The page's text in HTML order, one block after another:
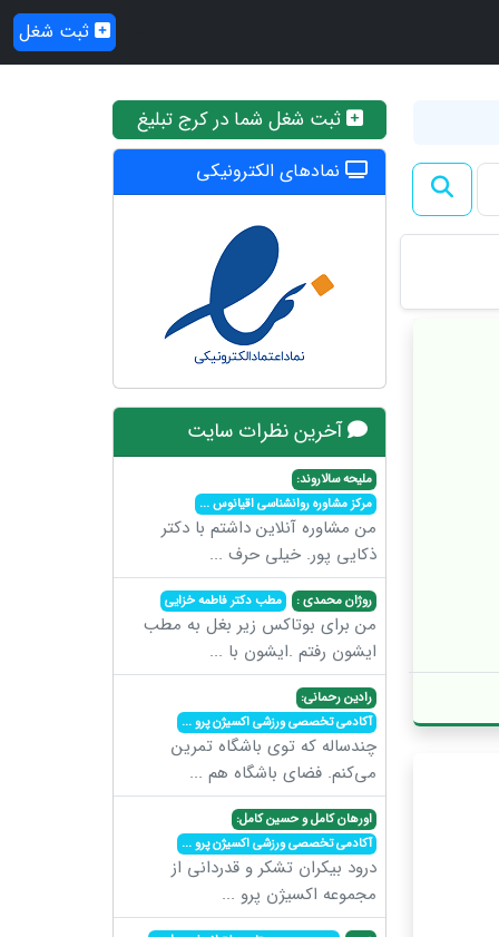
ثبت شغل
ثبت شغل شما در کرج تبلیغ
نمادهای الکترونیکی
آخرین نظرات سایت
ملیحه سالاروند:
مرکز مشاوره روانشناسی اقیانوس...
من مشاوره آنلاین داشتم با دکتر
ذکایی پور. خیلی حرف ...
روژان محمدی : مطب دکتر فاطمه خزایی
من برای بوتاکس زیر بغل به مطب
ایشون رفتم .ایشون با ...
رادین رحمانی:
آکادمی تخصصی ورزشی اکسیژن پرو...
چندساله که توی باشگاه تمرین
می‌کنم. فضای باشگاه هم ...
اورهان کامل و حسین کامل:
آکادمی تخصصی ورزشی اکسیژن پرو...
درود بیکران تشکر و قدردانی از
مجموعه اکسیژن پرو ...